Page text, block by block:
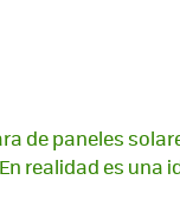
de paneles
realidad es una